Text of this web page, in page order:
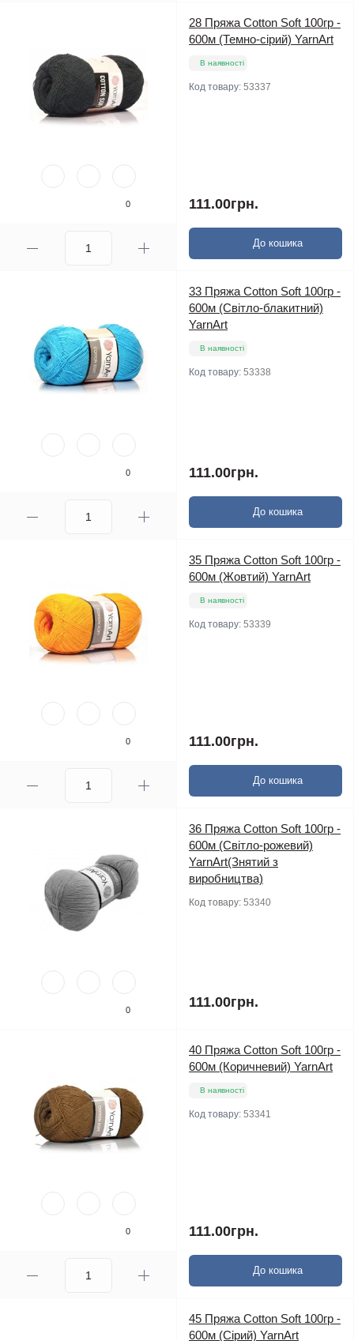
0
28 Пряжа Cotton Soft 100гр -
600м (Темно-сірий) YarnArt
В наявності
Код товару: 53337
111.00грн.
До кошика
0
33 Пряжа Cotton Soft 100гр -
600м (Світло-блакитний)
YarnArt
В наявності
Код товару: 53338
111.00грн.
До кошика
0
35 Пряжа Cotton Soft 100гр -
600м (Жовтий) YarnArt
В наявності
Код товару: 53339
111.00грн.
До кошика
0
36 Пряжа Cotton Soft 100гр -
600м (Світло-рожевий)
YarnArt(Знятий з
виробництва)
Код товару: 53340
111.00грн.
0
40 Пряжа Cotton Soft 100гр -
600м (Коричневий) YarnArt
В наявності
Код товару: 53341
111.00грн.
До кошика
45 Пряжа Cotton Soft 100гр -
600м (Сірий) YarnArt